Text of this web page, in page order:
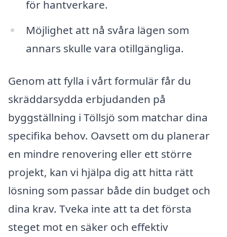
för hantverkare.
Möjlighet att nå svåra lägen som
annars skulle vara otillgängliga.
Genom att fylla i vårt formulär får du
skräddarsydda erbjudanden på
byggställning i Töllsjö som matchar dina
specifika behov. Oavsett om du planerar
en mindre renovering eller ett större
projekt, kan vi hjälpa dig att hitta rätt
lösning som passar både din budget och
dina krav. Tveka inte att ta det första
steget mot en säker och effektiv